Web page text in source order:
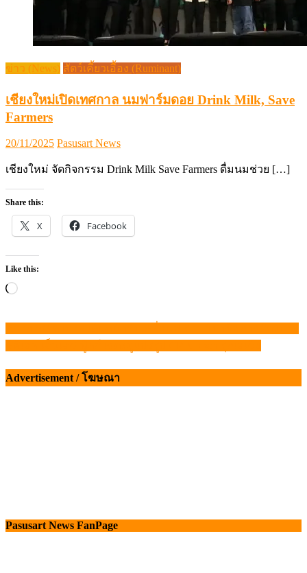
ข่าว (News) สัตว์เคี้ยวเอื้อง (Ruminant)
เชียงใหม่เปิดเทศกาล นมฟาร์มดอย Drink Milk, Save
Farmers
Posted
20/11/2025 Author
Pasusart News
เชียงใหม่ จัดกิจกรรม Drink Milk Save Farmers ดื่มนมช่วย […]
Share this:
X Facebook
Like this:
Loading…
แนะแนว
Advertisement / โฆษณา
Pasusart News FanPage